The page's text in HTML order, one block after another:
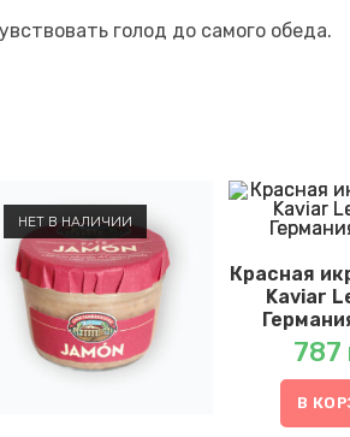
голод до самого обеда.
НЕТ В НАЛИЧИИ
Красная
Kaviar
787
В